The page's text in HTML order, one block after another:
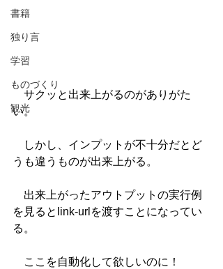
書籍
独り言
学習
ものづくり
観光
サクッと出来上がるのがありがた
い。
しかし、インプットが不十分だとど
うも違うものが出来上がる。
出来上がったアウトプットの実行例
を見るとlink-urlを渡すことになってい
る。
ここを自動化して欲しいのに！